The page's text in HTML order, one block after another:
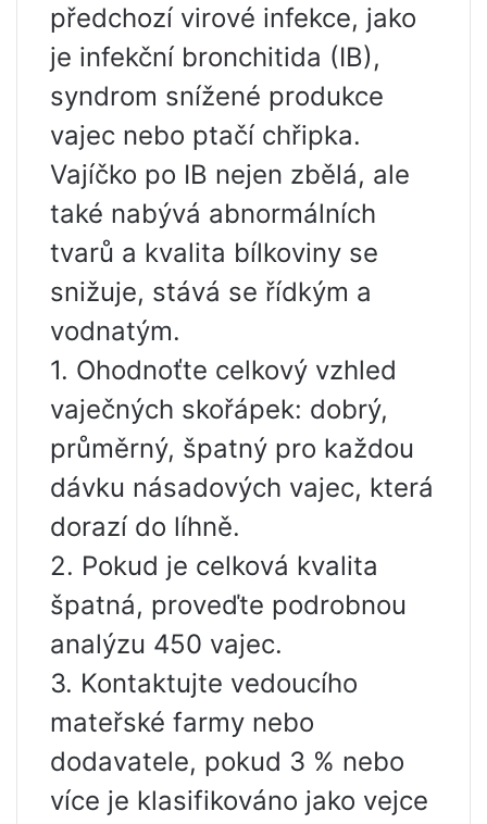
předchozí virové infekce, jako
je infekční bronchitida (IB),
syndrom snížené produkce
vajec nebo ptačí chřipka.
Vajíčko po IB nejen zbělá, ale
také nabývá abnormálních
tvarů a kvalita bílkoviny se
snižuje, stává se řídkým a
vodnatým.
1. Ohodnoťte celkový vzhled
vaječných skořápek: dobrý,
průměrný, špatný pro každou
dávku násadových vajec, která
dorazí do líhně.
2. Pokud je celková kvalita
špatná, proveďte podrobnou
analýzu 450 vajec.
3. Kontaktujte vedoucího
mateřské farmy nebo
dodavatele, pokud 3 % nebo
více je klasifikováno jako vejce